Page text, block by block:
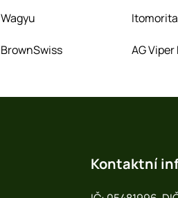
Wagyu
BrownSwiss AG Viper
Kontaktní